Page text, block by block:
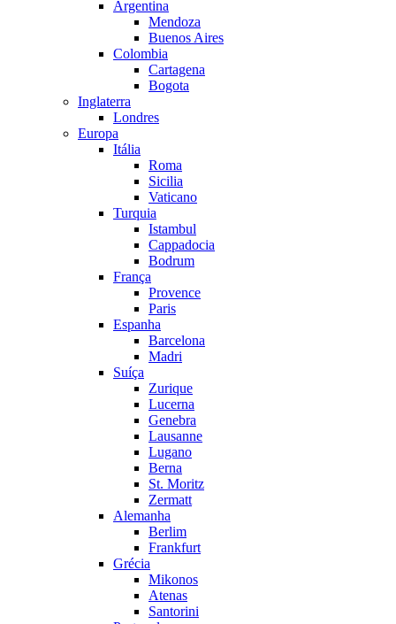
Argentina
Mendoza
Buenos Aires
Colombia
Cartagena
Bogota
Inglaterra
Londres
Europa
Itália
Roma
Sicilia
Vaticano
Turquia
Istambul
Cappadocia
Bodrum
França
Provence
Paris
Espanha
Barcelona
Madri
Suíça
Zurique
Lucerna
Genebra
Lausanne
Lugano
Berna
St. Moritz
Zermatt
Alemanha
Berlim
Frankfurt
Grécia
Mikonos
Atenas
Santorini